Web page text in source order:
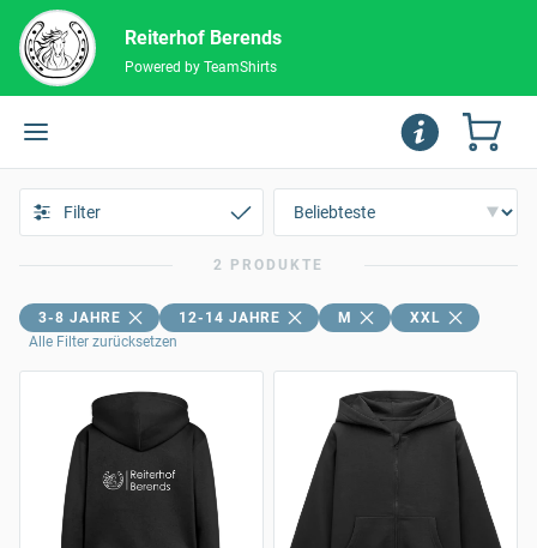
Reiterhof Berends
Powered by TeamShirts
Filter
2 PRODUKTE
3-8 JAHRE 12-14 JAHRE M
XXL
Alle Filter zurücksetzen